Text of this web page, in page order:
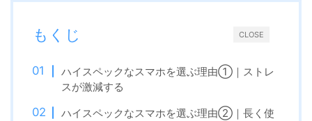
CLOSE
もくじ
ハイスペックなスマホを選ぶ理由①｜ストレ
スが激減する
ハイスペックなスマホを選ぶ理由②｜長く使